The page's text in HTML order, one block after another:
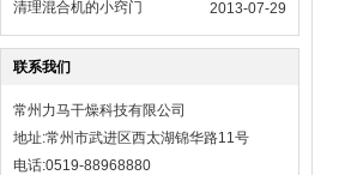
清理混合机的小窍门
2013-07-29
联系我们
常州力马干燥科技有限公司
地址:常州市武进区西太湖锦华路11号
电话:0519-88968880